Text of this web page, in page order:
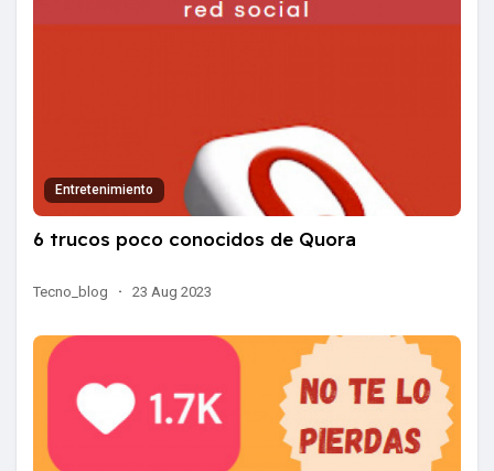
Entretenimiento
6 trucos poco conocidos de Quora
Tecno_blog · 23 Aug 2023